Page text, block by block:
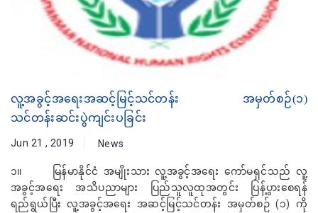
လူ့အခွင့်အရေးအဆင့်မြင့်သင်တန်း အမှတ်စဉ်(၁)
သင်တန်းဆင်းပွဲကျင်းပခြင်း
Jun 21 , 2019 News
၁။ မြန်မာနိုင်ငံ အမျိုးသား လူ့အခွင့်အရေး ကော်မရှင်သည် လူ့
အခွင့်အရေး အသိပညာများ ပြည်သူလူထုအတွင်း ပြန့်ပွားစေရန်
ရည်ရွယ်ပြီး လူ့အခွင့်အရေး အဆင့်မြင့်သင်တန်း အမှတ်စဉ် (၁) ကို